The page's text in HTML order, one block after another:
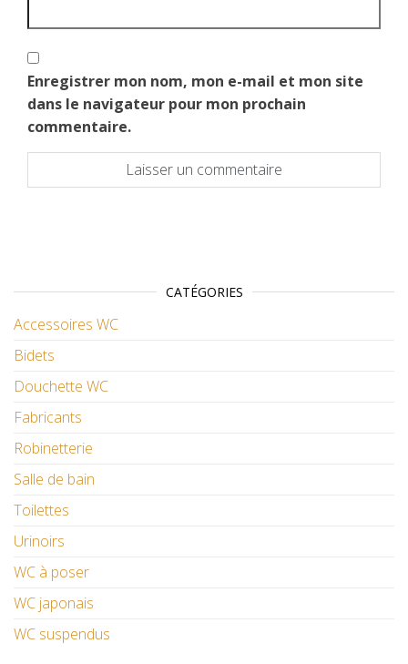
Enregistrer mon nom, mon e-mail et mon site
dans le navigateur pour mon prochain
commentaire.
CATÉGORIES
Accessoires WC
Bidets
Douchette WC
Fabricants
Robinetterie
Salle de bain
Toilettes
Urinoirs
WC à poser
WC japonais
WC suspendus